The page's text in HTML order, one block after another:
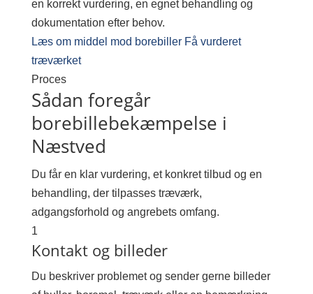
en korrekt vurdering, en egnet behandling og
dokumentation efter behov.
Læs om middel mod borebiller Få vurderet
træværket
Proces
Sådan foregår
borebillebekæmpelse i
Næstved
Du får en klar vurdering, et konkret tilbud og en
behandling, der tilpasses træværk,
adgangsforhold og angrebets omfang.
1
Kontakt og billeder
Du beskriver problemet og sender gerne billeder